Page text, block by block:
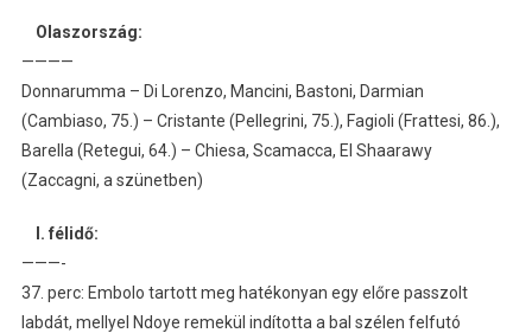
Olaszország:
————
Donnarumma – Di Lorenzo, Mancini, Bastoni, Darmian
(Cambiaso, 75.) – Cristante (Pellegrini, 75.), Fagioli (Frattesi, 86.),
Barella (Retegui, 64.) – Chiesa, Scamacca, El Shaarawy
(Zaccagni, a szünetben)
I. félidő:
———-
37. perc: Embolo tartott meg hatékonyan egy előre passzolt
labdát, mellyel Ndoye remekül indította a bal szélen felfutó